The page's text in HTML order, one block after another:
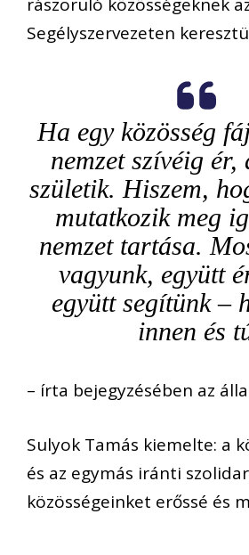
rászoruló közösségeknek
Segélyszervezeten
Ha egy közösség
nemzet szívéig
születik. Hiszem,
mutatkozik meg
nemzet tartása.
vagyunk, együtt
együtt segítünk –
innen és
– írta bejegyzésében az
Sulyok Tamás kiemelte: a
és az egymás iránti
közösségeinket erőssé és